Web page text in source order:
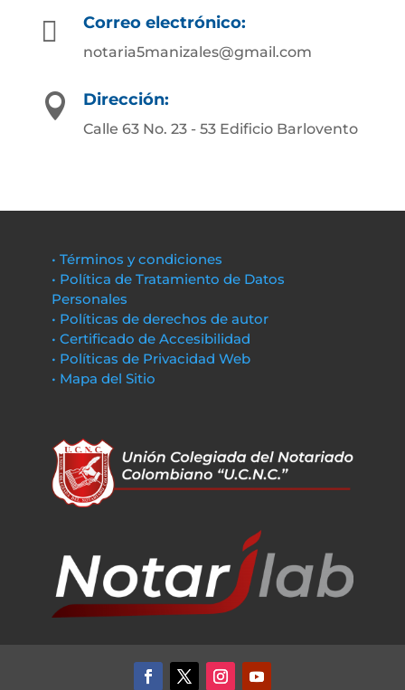
 Correo electrónico:
notaria5manizales@gmail.com
 Dirección:
Calle 63 No. 23 - 53 Edificio Barlovento
• Términos y condiciones
• Política de Tratamiento de Datos
Personales
• Políticas de derechos de autor
• Certificado de Accesibilidad
• Políticas de Privacidad Web
• Mapa del Sitio